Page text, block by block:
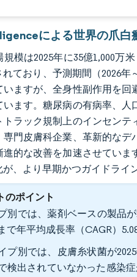
による世界の爪白
模は2025年に35億1,000万
ており、予測期間（2026年
いますが、全身性副作用を
ます。糖尿病の有病率、
ラック規制上のインセン
専門皮膚科企業、革新的な
的な改善を加速させてい
、より早期かつガイドライ
のポイント
別では、薬剤ベースの製品
で年平均成長率（CAGR）
プ別では、皮膚糸状菌が
検出されていなかった感染